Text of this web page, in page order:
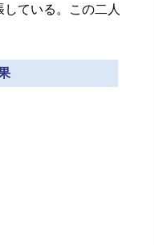
ている。この二人